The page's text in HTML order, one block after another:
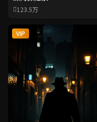
123.5万
VIP